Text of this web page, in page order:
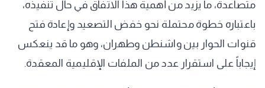
متصاعدة، ما يزيد من أهمية هذا الاتفاق في حال تنفيذه،
باعتباره خطوة محتملة نحو خفض التصعيد وإعادة فتح
قنوات الحوار بين واشنطن وطهران، وهو ما قد ينعكس
إيجاباً على استقرار عدد من الملفات الإقليمية المعقدة.